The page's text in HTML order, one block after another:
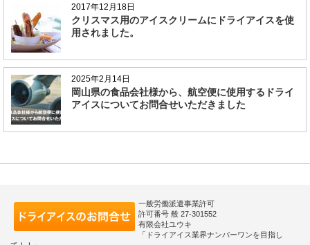
2017年12月18日
クリスマス用のアイスクリームにドライアイスを使
用されました。
2025年2月14日
岡山県の食品会社様から、航空便に使用するドライ
アイスについてお問合せいただきました
一般労働派遣事業許可
許可番号 般 27-301552
有限会社ユウキ
「ドライアイス業界ナンバーワンを目指し